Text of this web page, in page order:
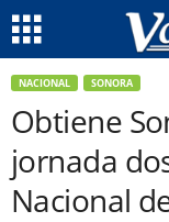
NACIONAL SONORA
Obtiene
jornada
Nacional